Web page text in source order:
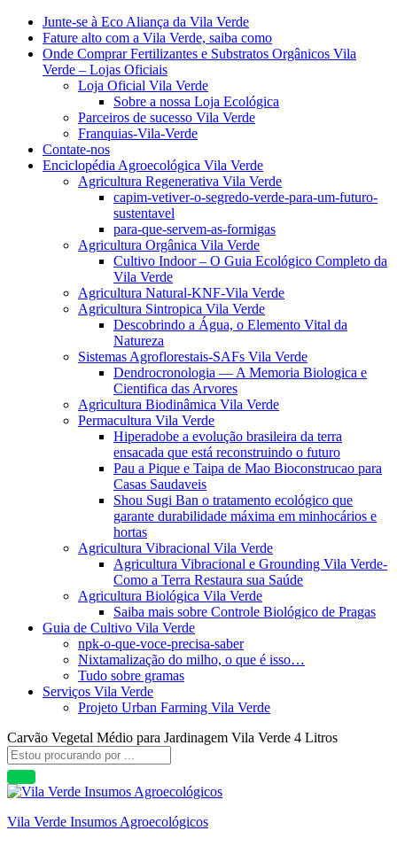
Junte-se à Eco Aliança da Vila Verde
Fature alto com a Vila Verde, saiba como
Onde Comprar Fertilizantes e Substratos Orgânicos Vila
Verde – Lojas Oficiais
Loja Oficial Vila Verde
Sobre a nossa Loja Ecológica
Parceiros de sucesso Vila Verde
Franquias-Vila-Verde
Contate-nos
Enciclopédia Agroecológica Vila Verde
Agricultura Regenerativa Vila Verde
capim-vetiver-o-segredo-verde-para-um-futuro-
sustentavel
para-que-servem-as-formigas
Agricultura Orgânica Vila Verde
Cultivo Indoor – O Guia Ecológico Completo da
Vila Verde
Agricultura Natural-KNF-Vila Verde
Agricultura Sintropica Vila Verde
Descobrindo a Água, o Elemento Vital da
Natureza
Sistemas Agroflorestais-SAFs Vila Verde
Dendrocronologia — A Memoria Biologica e
Cientifica das Arvores
Agricultura Biodinâmica Vila Verde
Permacultura Vila Verde
Hiperadobe a evolução brasileira da terra
ensacada que está reconstruindo o futuro
Pau a Pique e Taipa de Mao Bioconstrucao para
Casas Saudaveis
Shou Sugi Ban o tratamento ecológico que
garante durabilidade máxima em minhocários e
hortas
Agricultura Vibracional Vila Verde
Agricultura Vibracional e Grounding Vila Verde-
Como a Terra Restaura sua Saúde
Agricultura Biológica Vila Verde
Saiba mais sobre Controle Biológico de Pragas
Guia de Cultivo Vila Verde
npk-o-que-voce-precisa-saber
Nixtamalização do milho, o que é isso…
Tudo sobre gramas
Serviços Vila Verde
Projeto Urban Farming Vila Verde
Carvão Vegetal Médio para Jardinagem Vila Verde 4 Litros
Vila Verde Insumos Agroecológicos